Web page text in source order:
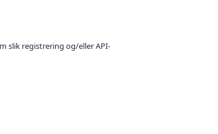
slik registrering og/eller API-